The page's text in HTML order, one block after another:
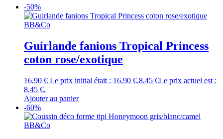
-50%
BB&Co
Guirlande fanions Tropical Princess
coton rose/exotique
16,90€ Le prix initial était : 16,90 €.8,45 €Le prix actuel est :
8,45 €.
Ajouter au panier
-60%
BB&Co